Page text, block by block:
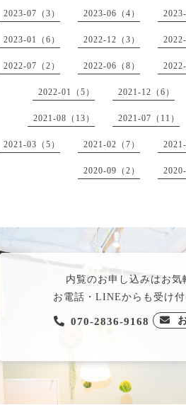
2023-07（3） 2023-06（4）
2023-01（6） 2022-12（3）
2022-07（2） 2022-06（8）
2022-01（5） 2021-12（6）
2021-08（13） 2021-07（11）
2021-03（5） 2021-02（7）
2020-09（2）
内覧のお申し込みはお気
お電話・LINEからも受け
070-2836-9168